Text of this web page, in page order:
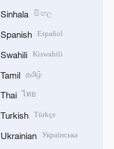
Sinhala සිංහල
Spanish Español
Swahili Kiswahili
Tamil தமிழ்
Thai ไทย
Turkish Türkçe
Ukrainian Українська